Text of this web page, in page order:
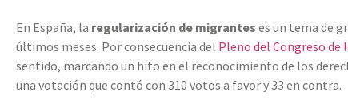
En España, la regularización de migrantes es un tema de
últimos meses. Por consecuencia del Pleno del Congreso de
sentido, marcando un hito en el reconocimiento de los
una votación que contó con 310 votos a favor y 33 en contra.